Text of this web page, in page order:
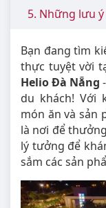
5. Những lưu
Bạn đang tìm
thực tuyệt vời
Helio Đà Nẵng
du khách! Với
món ăn và sản
là nơi để
lý tưởng để
sắm các sản